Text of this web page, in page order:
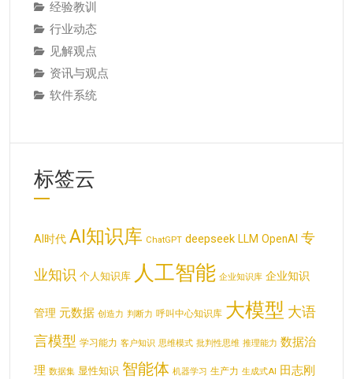
经验教训
行业动态
见解观点
资讯与观点
软件系统
标签云
AI时代 AI知识库 ChatGPT deepseek LLM OpenAI 专
业知识 个人知识库 人工智能 企业知识库 企业知识
管理 元数据 创造力 判断力 呼叫中心知识库 大模型 大语
言模型 学习能力 客户知识 思维模式 批判性思维 推理能力 数据治
理 数据集 显性知识 智能体 机器学习 生产力 生成式AI 田志刚